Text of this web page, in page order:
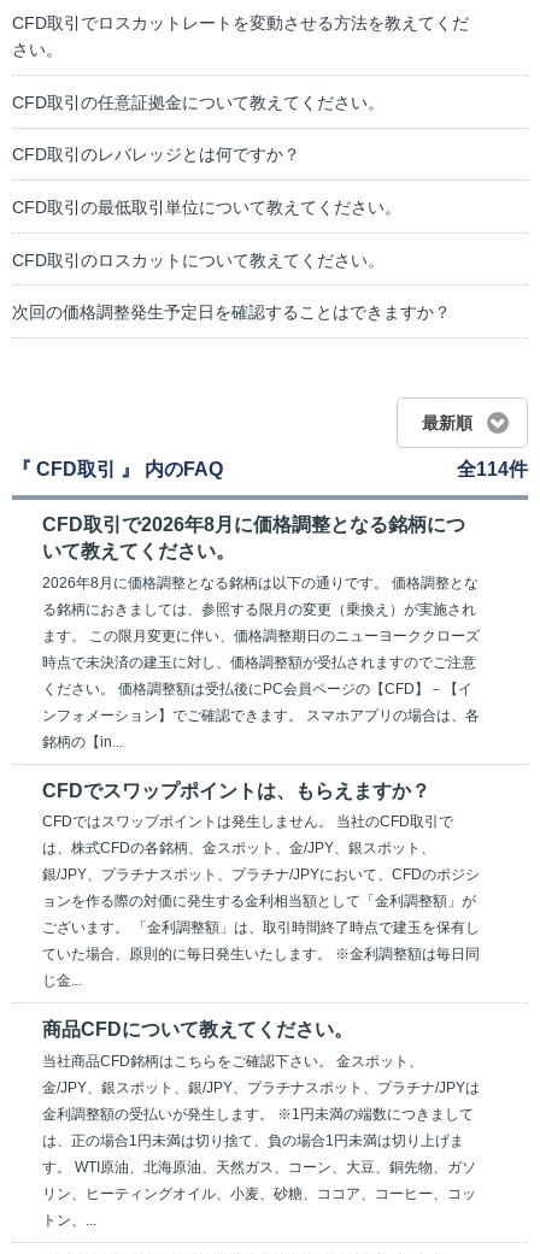
CFD取引でロスカットレートを変動させる方法を教えてくだ
さい。
CFD取引の任意証拠金について教えてください。
CFD取引のレバレッジとは何ですか？
CFD取引の最低取引単位について教えてください。
CFD取引のロスカットについて教えてください。
次回の価格調整発生予定日を確認することはできますか？
最新順
『 CFD取引 』 内のFAQ 全114件
CFD取引で2026年8月に価格調整となる銘柄につ
いて教えてください。
2026年8月に価格調整となる銘柄は以下の通りです。 価格調整とな
る銘柄におきましては、参照する限月の変更（乗換え）が実施され
ます。 この限月変更に伴い、価格調整期日のニューヨーククローズ
時点で未決済の建玉に対し、価格調整額が受払されますのでご注意
ください。 価格調整額は受払後にPC会員ページの【CFD】－【イ
ンフォメーション】でご確認できます。 スマホアプリの場合は、各
銘柄の【in...
CFDでスワップポイントは、もらえますか？
CFDではスワップポイントは発生しません。 当社のCFD取引で
は、株式CFDの各銘柄、金スポット、金/JPY、銀スポット、
銀/JPY、プラチナスポット、プラチナ/JPYにおいて、CFDのポジシ
ョンを作る際の対価に発生する金利相当額として「金利調整額」が
ございます。 「金利調整額」は、取引時間終了時点で建玉を保有し
ていた場合、原則的に毎日発生いたします。 ※金利調整額は毎日同
じ金...
商品CFDについて教えてください。
当社商品CFD銘柄はこちらをご確認下さい。 金スポット、
金/JPY、銀スポット、銀/JPY、プラチナスポット、プラチナ/JPYは
金利調整額の受払いが発生します。 ※1円未満の端数につきまして
は、正の場合1円未満は切り捨て、負の場合1円未満は切り上げま
す。 WTI原油、北海原油、天然ガス、コーン、大豆、銅先物、ガソ
リン、ヒーティングオイル、小麦、砂糖、ココア、コーヒー、コッ
トン、...